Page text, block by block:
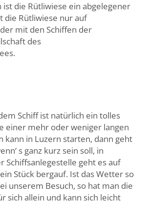
ist die Rütliwiese ein abgelegener
die Rütliwiese nur auf
mit den Schiffen der
des
Schiff ist natürlich ein tolles
einer mehr oder weniger langen
kann in Luzern starten, dann geht
s ganz kurz sein soll, in
Schiffsanlegestelle geht es auf
Stück bergauf. Ist das Wetter so
unserem Besuch, so hat man die
sich allein und kann sich leicht